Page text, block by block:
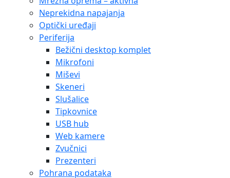
Neprekidna napajanja
Optički uređaji
Periferija
Bežični desktop komplet
Mikrofoni
Miševi
Skeneri
Slušalice
Tipkovnice
USB hub
Web kamere
Zvučnici
Prezenteri
Pohrana podataka